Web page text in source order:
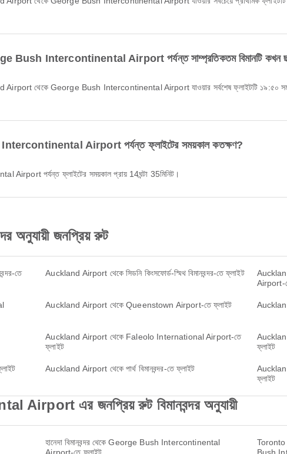
Bush Intercontinental Airport পর্যন্ত সাম্প্রতিকতম বিমানটি কখন
Airport পর্যন্ত ফ্লাইটের সময়কাল কতক্ষণ?
পর্যন্ত ফ্লাইটের সময়কাল প্রায় 14ঘন্টা 35মিনিট।
অনুযায়ী জনপ্রিয় রুট
তে
Auckland Airport থেকে সিডনি কিংসফোর্ড-স্মিথ বিমানবন্দর-তে ফ্লাইট
Airport-
Auckland Airport থেকে Queenstown Airport-তে ফ্লাইট
Auckland Airport থেকে Faleolo International Airport-তে
ফ্লাইট
Auckland
ফ্লাইট
Auckland Airport থেকে পার্থ বিমানবন্দর-তে ফ্লাইট
ফ্লাইট
এর জনপ্রিয় রুট বিমানবন্দর অনুযায়ী
হানেদা বিমানবন্দর থেকে George Bush Intercontinental